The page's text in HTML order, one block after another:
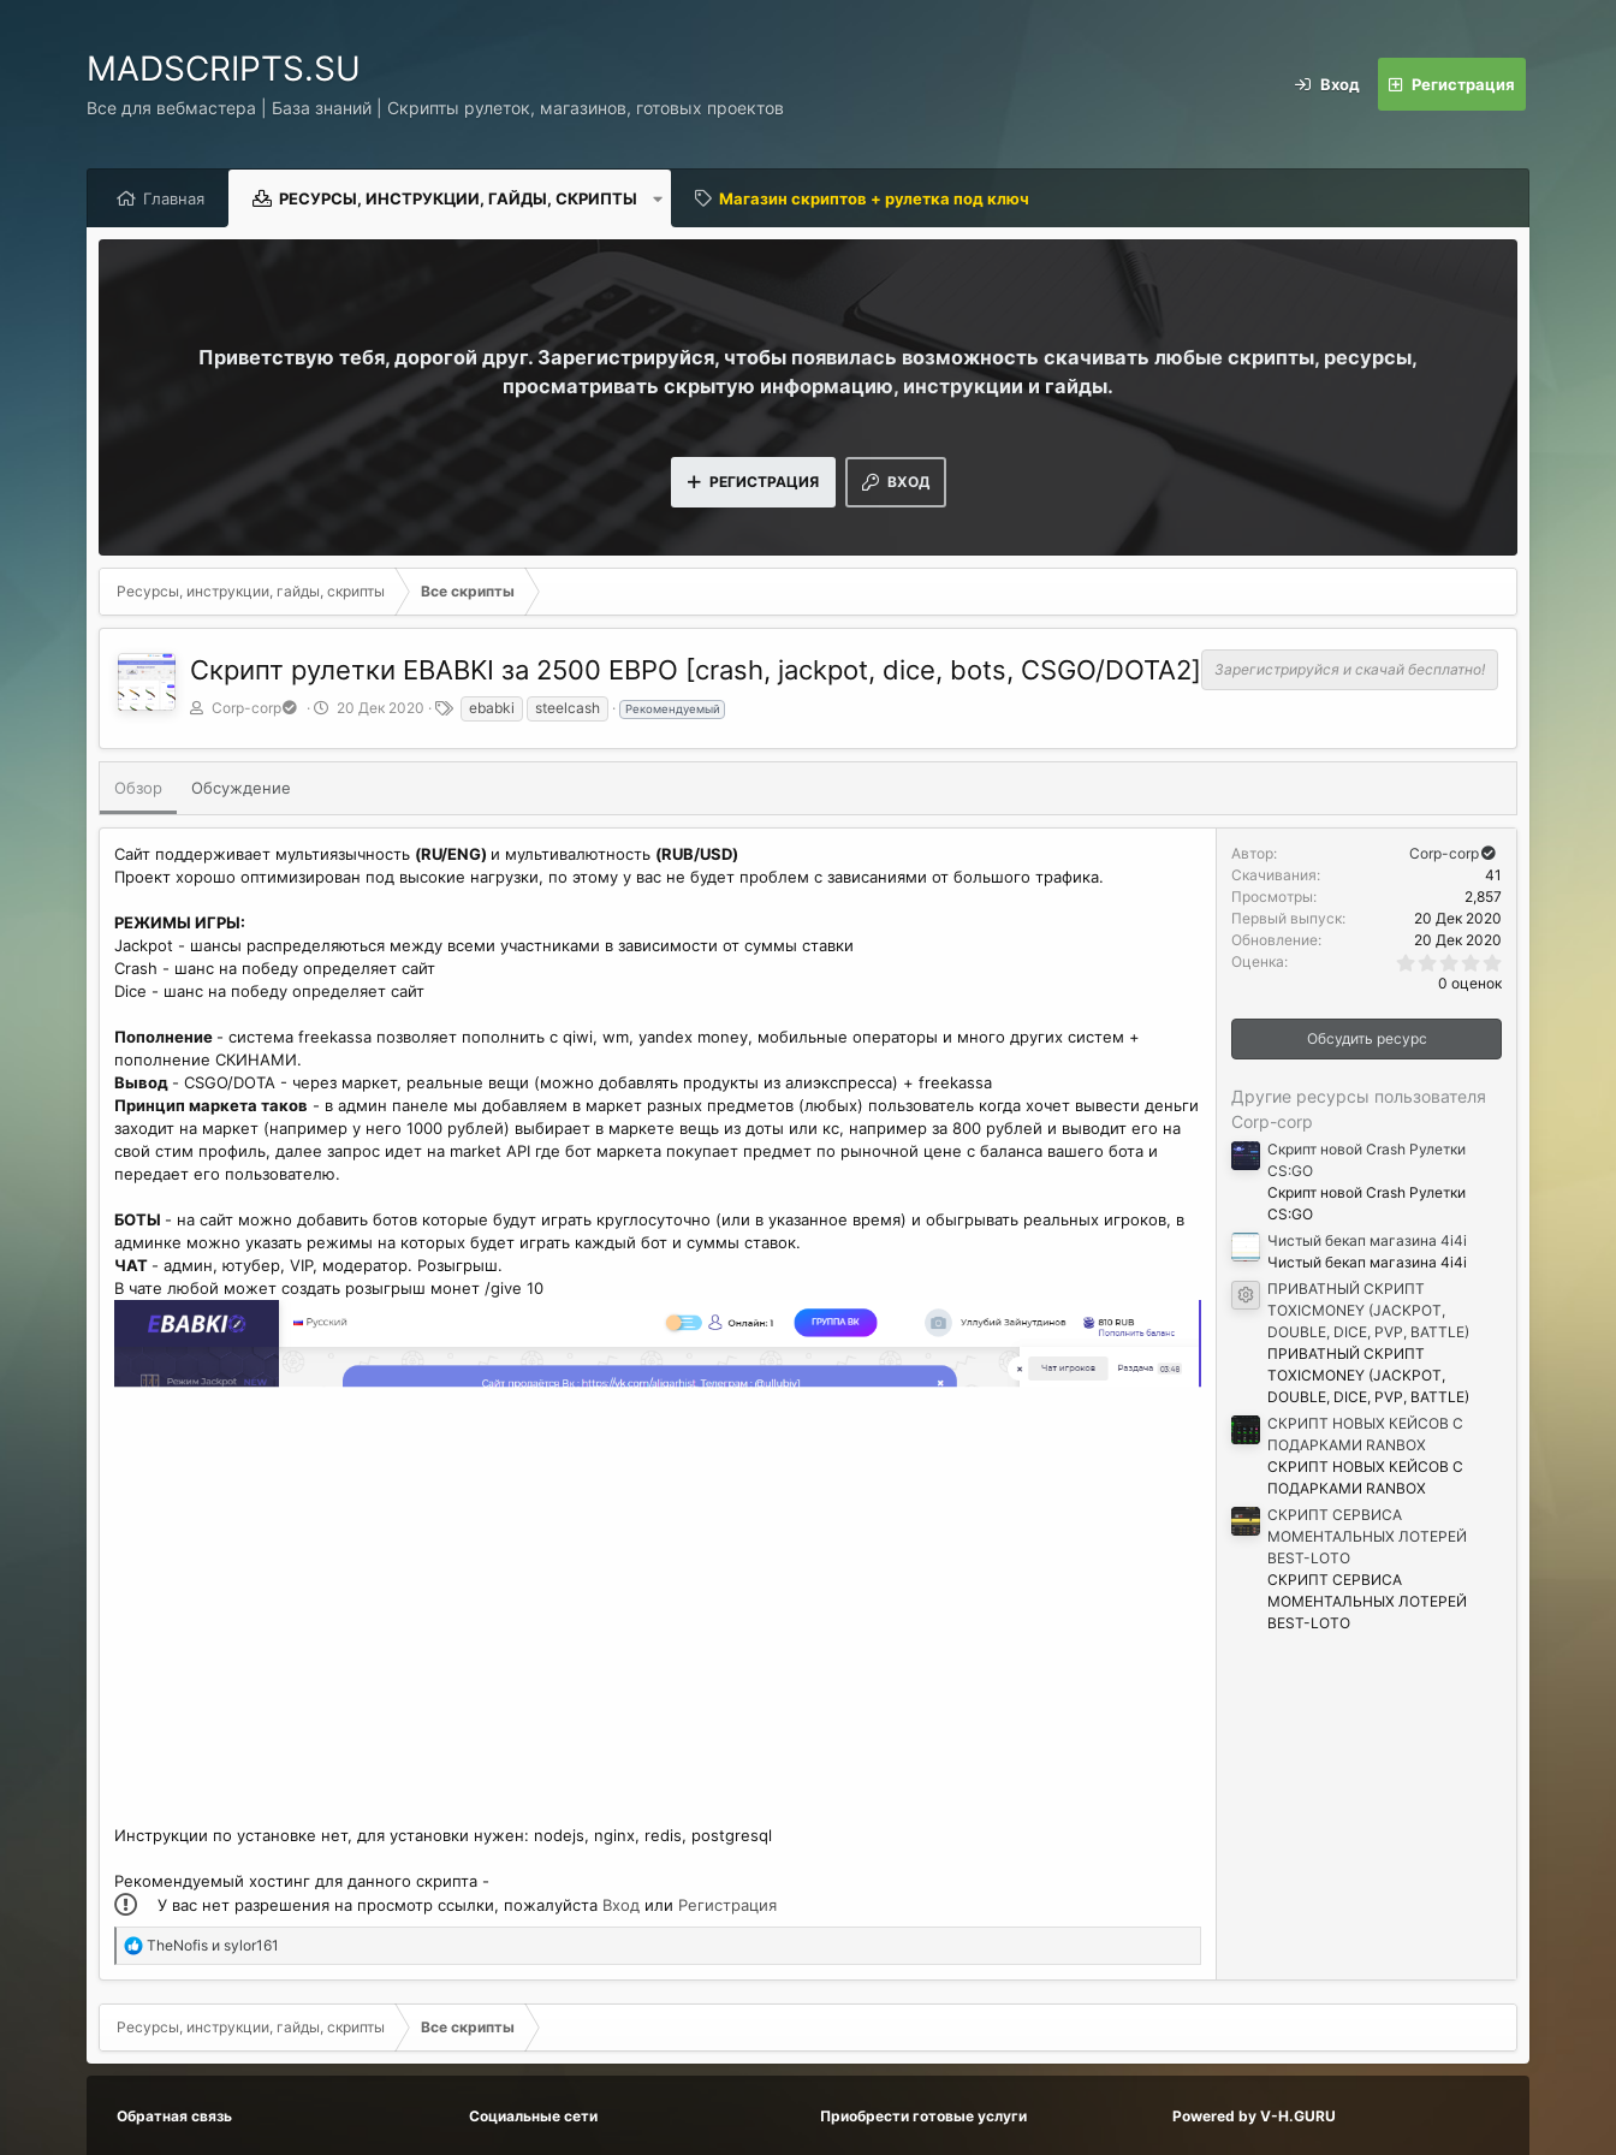
MADSCRIPTS.SU
Все для вебмастера | База знаний | Скрипты рулеток, магазинов, готовых проектов
Вход Регистрация
Главная РЕСУРСЫ, ИНСТРУКЦИИ, ГАЙДЫ, СКРИПТЫ Магазин скриптов + рулетка под ключ
Приветствую тебя, дорогой друг. Зарегистрируйся, чтобы появилась возможность скачивать любые скрипты, ресурсы,
просматривать скрытую информацию, инструкции и гайды.
ВХОД
РЕГИСТРАЦИЯ
Ресурсы, инструкции, гайды, скрипты Все скрипты
Скрипт рулетки EBABKI за 2500 ЕВРО [crash, jackpot, dice, bots, CSGO/DOTA2]
Зарегистрируйся и скачай бесплатно!
А
т
р
Corp-corp
Д
т
о
д
а
я
20 Дек 2020
Т
е
г
ebabki steelcash Рекомендуемый
Обзор Обсуждение
Сайт поддерживает мультиязычность (RU/ENG) и мультивалютность (RUB/USD)
Проект хорошо оптимизирован под высокие нагрузки, по этому у вас не будет проблем с зависаниями от большого трафика.
РЕЖИМЫ ИГРЫ:
Jackpot - шансы распределяються между всеми участниками в зависимости от суммы ставки
Crash - шанс на победу определяет сайт
Dice - шанс на победу определяет сайт
Пополнение - система freekassa позволяет пополнить с qiwi, wm, yandex money, мобильные операторы и много других систем +
пополнение СКИНАМИ.
Вывод - CSGO/DOTA - через маркет, реальные вещи (можно добавлять продукты из алиэкспресса) + freekassa
Принцип маркета таков - в админ панеле мы добавляем в маркет разных предметов (любых) пользователь когда хочет вывести деньги
заходит на маркет (например у него 1000 рублей) выбирает в маркете вещь из доты или кс, например за 800 рублей и выводит его на
свой стим профиль, далее запрос идет на market API где бот маркета покупает предмет по рыночной цене с баланса вашего бота и
передает его пользователю.
БОТЫ - на сайт можно добавить ботов которые будут играть круглосуточно (или в указанное время) и обыгрывать реальных игроков, в
админке можно указать режимы на которых будет играть каждый бот и суммы ставок.
ЧАТ - админ, ютубер, VIP, модератор. Розыгрыш.
В чате любой может создать розыгрыш монет /give 10
Инструкции по установке нет, для установки нужен: nodejs, nginx, redis, postgresql
Рекомендуемый хостинг для данного скрипта -
У вас нет разрешения на просмотр ссылки, пожалуйста Вход или Регистрация
Р
е
а
к
ц
и
и
TheNofis и sylor161
Автор
Corp-corp
Скачивания
41
Просмотры
2,857
Первый выпуск
20 Дек 2020
Обновление
20 Дек 2020
Оценка
.
0
з
ё
0 оценок
Обсудить ресурс
Другие ресурсы пользователя
Corp-corp
Скрипт новой Crash Рулетки
CS:GO
Скрипт новой Crash Рулетки
CS:GO
Чистый бекап магазина 4i4i
Чистый бекап магазина 4i4i
Иконка ресурса
ПРИВАТНЫЙ СКРИПТ
TOXICMONEY (JACKPOT,
DOUBLE, DICE, PVP, BATTLE)
ПРИВАТНЫЙ СКРИПТ
TOXICMONEY (JACKPOT,
DOUBLE, DICE, PVP, BATTLE)
СКРИПТ НОВЫХ КЕЙСОВ С
ПОДАРКАМИ RANBOX
СКРИПТ НОВЫХ КЕЙСОВ С
ПОДАРКАМИ RANBOX
СКРИПТ СЕРВИСА
МОМЕНТАЛЬНЫХ ЛОТЕРЕЙ
BEST-LOTO
СКРИПТ СЕРВИСА
МОМЕНТАЛЬНЫХ ЛОТЕРЕЙ
BEST-LOTO
Ресурсы, инструкции, гайды, скрипты Все скрипты
Обратная связь Социальные сети Приобрести готовые услуги Powered by V-H.GURU